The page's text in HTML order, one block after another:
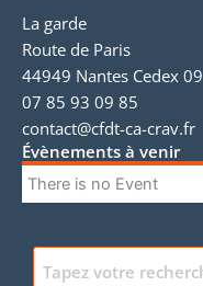
La garde
Route de Paris
44949 Nantes Cedex 09
07 85 93 09 85
contact@cfdt-ca-crav.fr
Évènements à venir
There is no Event